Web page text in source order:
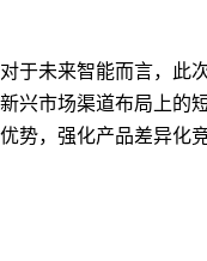
对于未来智能而言，此
新兴市场渠道布局上的
优势，强化产品差异化